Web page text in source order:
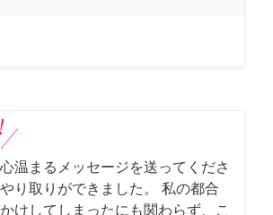
温まるメッセージを送ってくださ
り取りができました。 私の都合
けしてしまったにも関わらず、こ